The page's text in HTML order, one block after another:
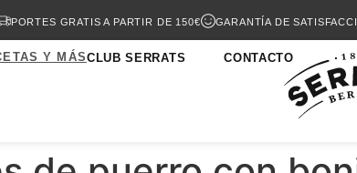
PORTES GRATIS A PARTIR DE 150€ GARANTÍA DE
Y MÁSCLUB SERRATS CONTACTO